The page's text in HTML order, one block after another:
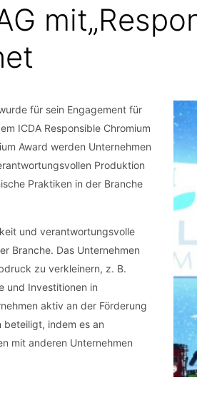
für sein Engagement für
ICDA Responsible Chromium
Award werden Unternehmen
Produktion
Praktiken in der Branche
und verantwortungsvolle
Branche. Das Unternehmen
zu verkleinern, z. B.
und Investitionen in
aktiv an der Förderung
indem es an
mit anderen Unternehmen